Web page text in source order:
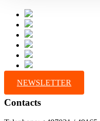
NEWSLETTER
Contacts